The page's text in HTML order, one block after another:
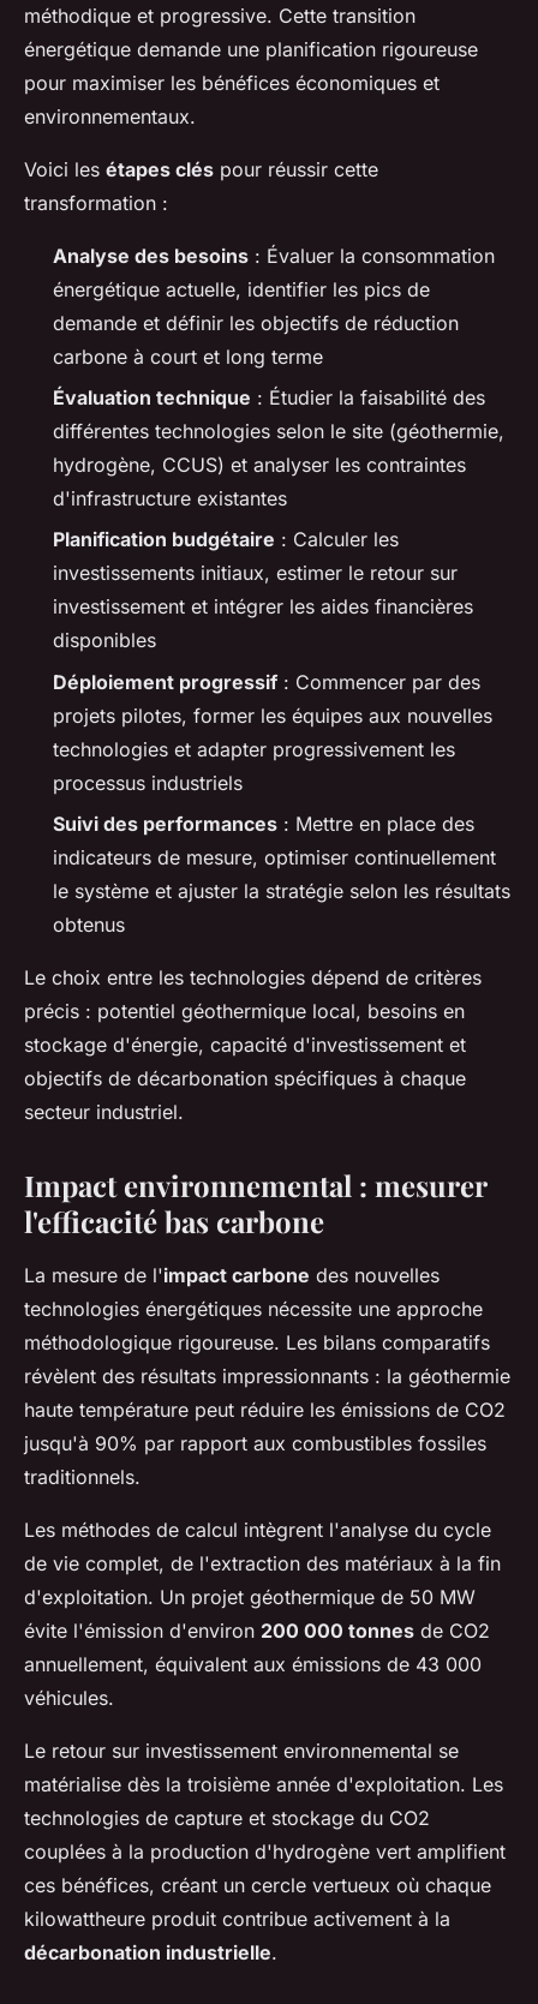
méthodique et progressive. Cette transition
énergétique demande une planification rigoureuse
pour maximiser les bénéfices économiques et
environnementaux.
Voici les étapes clés pour réussir cette
transformation :
Analyse des besoins : Évaluer la consommation
énergétique actuelle, identifier les pics de
demande et définir les objectifs de réduction
carbone à court et long terme
Évaluation technique : Étudier la faisabilité des
différentes technologies selon le site (géothermie,
hydrogène, CCUS) et analyser les contraintes
d'infrastructure existantes
Planification budgétaire : Calculer les
investissements initiaux, estimer le retour sur
investissement et intégrer les aides financières
disponibles
Déploiement progressif : Commencer par des
projets pilotes, former les équipes aux nouvelles
technologies et adapter progressivement les
processus industriels
Suivi des performances : Mettre en place des
indicateurs de mesure, optimiser continuellement
le système et ajuster la stratégie selon les résultats
obtenus
Le choix entre les technologies dépend de critères
précis : potentiel géothermique local, besoins en
stockage d'énergie, capacité d'investissement et
objectifs de décarbonation spécifiques à chaque
secteur industriel.
Impact environnemental : mesurer
l'efficacité bas carbone
La mesure de l'impact carbone des nouvelles
technologies énergétiques nécessite une approche
méthodologique rigoureuse. Les bilans comparatifs
révèlent des résultats impressionnants : la géothermie
haute température peut réduire les émissions de CO2
jusqu'à 90% par rapport aux combustibles fossiles
traditionnels.
Les méthodes de calcul intègrent l'analyse du cycle
de vie complet, de l'extraction des matériaux à la fin
d'exploitation. Un projet géothermique de 50 MW
évite l'émission d'environ 200 000 tonnes de CO2
annuellement, équivalent aux émissions de 43 000
véhicules.
Le retour sur investissement environnemental se
matérialise dès la troisième année d'exploitation. Les
technologies de capture et stockage du CO2
couplées à la production d'hydrogène vert amplifient
ces bénéfices, créant un cercle vertueux où chaque
kilowattheure produit contribue activement à la
décarbonation industrielle.